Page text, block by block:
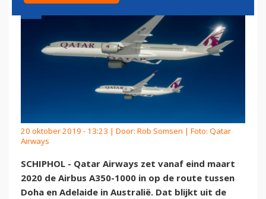
20 oktober 2019 - 13:23 | Door: Rob Somsen | Foto: Qatar
Airways
SCHIPHOL - Qatar Airways zet vanaf eind maart
2020 de Airbus A350-1000 in op de route tussen
Doha en Adelaide in Australië. Dat blijkt uit de